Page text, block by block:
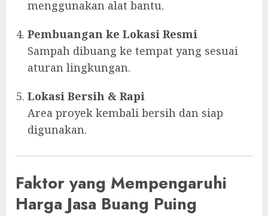
menggunakan alat bantu.
Pembuangan ke Lokasi Resmi
Sampah dibuang ke tempat yang sesuai
aturan lingkungan.
Lokasi Bersih & Rapi
Area proyek kembali bersih dan siap
digunakan.
Faktor yang Mempengaruhi
Harga Jasa Buang Puing